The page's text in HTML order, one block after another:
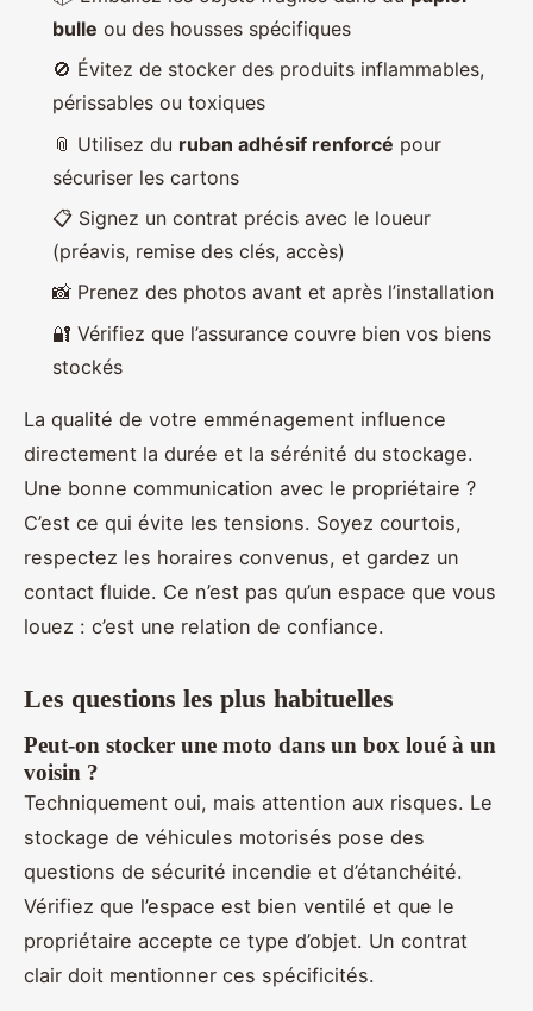
bulle ou des housses spécifiques
🚫 Évitez de stocker des produits inflammables,
périssables ou toxiques
📎 Utilisez du ruban adhésif renforcé pour
sécuriser les cartons
📋 Signez un contrat précis avec le loueur
(préavis, remise des clés, accès)
📸 Prenez des photos avant et après l’installation
🔐 Vérifiez que l’assurance couvre bien vos biens
stockés
La qualité de votre emménagement influence
directement la durée et la sérénité du stockage.
Une bonne communication avec le propriétaire ?
C’est ce qui évite les tensions. Soyez courtois,
respectez les horaires convenus, et gardez un
contact fluide. Ce n’est pas qu’un espace que vous
louez : c’est une relation de confiance.
Les questions les plus habituelles
Peut-on stocker une moto dans un box loué à un
voisin ?
Techniquement oui, mais attention aux risques. Le
stockage de véhicules motorisés pose des
questions de sécurité incendie et d’étanchéité.
Vérifiez que l’espace est bien ventilé et que le
propriétaire accepte ce type d’objet. Un contrat
clair doit mentionner ces spécificités.